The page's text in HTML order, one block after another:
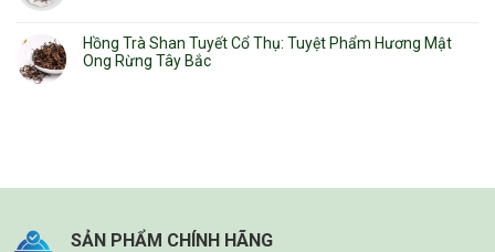
Hồng Trà Shan Tuyết Cổ Thụ: Tuyệt Phẩm Hương Mật
Ong Rừng Tây Bắc
SẢN PHẨM CHÍNH HÃNG